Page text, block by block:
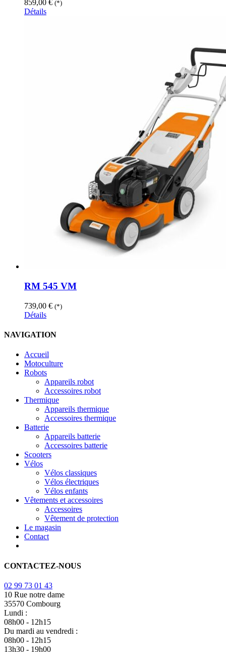
859,00 € (*)
Détails
RM 545 VM
739,00 € (*)
Détails
NAVIGATION
Accueil
Motoculture
Robots
Appareils robot
Accessoires robot
Thermique
Appareils thermique
Accessoires thermique
Batterie
Appareils batterie
Accessoires batterie
Scooters
Vélos
Vélos classiques
Vélos électriques
Vélos enfants
Vêtements et accessoires
Accessoires
Vêtement de protection
Le magasin
Contact
CONTACTEZ-NOUS
02 99 73 01 43
10 Rue notre dame
35570 Combourg
Lundi :
08h00 - 12h15
Du mardi au vendredi :
08h00 - 12h15
13h30 - 19h00